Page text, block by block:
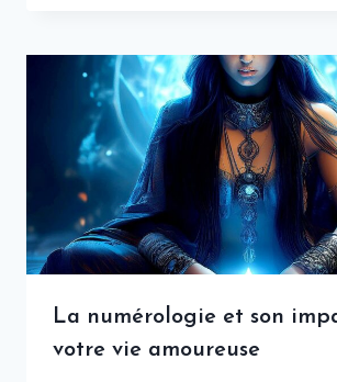
La numérologie et son
votre vie amoureuse